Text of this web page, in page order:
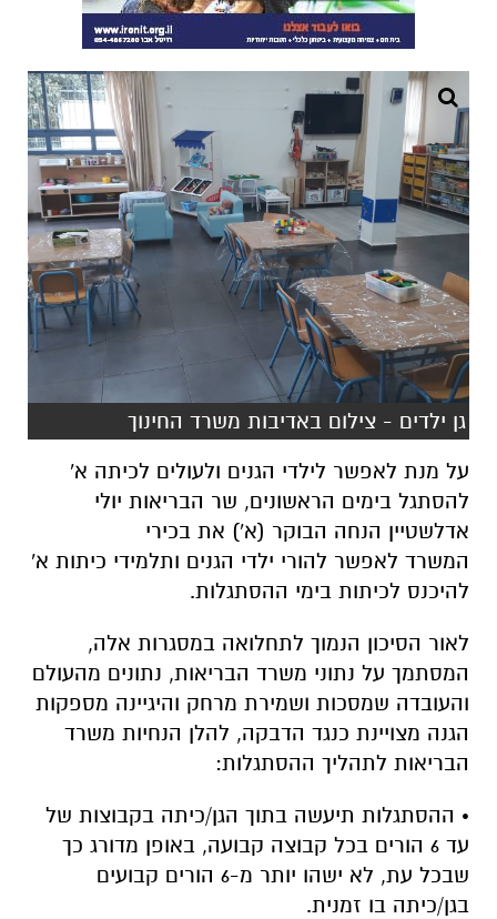
גן ילדים - צילום באדיבות משרד החינוך
על מנת לאפשר לילדי הגנים ולעולים לכיתה א'
להסתגל בימים הראשונים, שר הבריאות יולי
אדלשטיין הנחה הבוקר (א') את בכירי
המשרד לאפשר להורי ילדי הגנים ותלמידי כיתות א'
להיכנס לכיתות בימי ההסתגלות.
לאור הסיכון הנמוך לתחלואה במסגרות אלה,
המסתמך על נתוני משרד הבריאות, נתונים מהעולם
והעובדה שמסכות ושמירת מרחק והיגיינה מספקות
הגנה מצויינת כנגד הדבקה, להלן הנחיות משרד
הבריאות לתהליך ההסתגלות:
• ההסתגלות תיעשה בתוך הגן/כיתה בקבוצות של
עד 6 הורים בכל קבוצה קבועה, באופן מדורג כך
שבכל עת, לא ישהו יותר מ-6 הורים קבועים
בגן/כיתה בו זמנית.